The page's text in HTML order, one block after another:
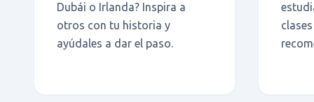
Dubái o Irlanda? Inspira a
otros con tu historia y
ayúdales a dar el paso.